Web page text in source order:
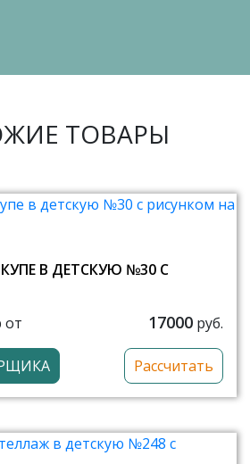
ТОВАРЫ
В ДЕТСКУЮ №30 С
от
17000 руб.
Рассчитать